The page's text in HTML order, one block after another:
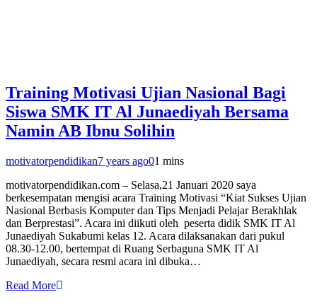
Training Motivasi Ujian Nasional Bagi
Siswa SMK IT Al Junaediyah Bersama
Namin AB Ibnu Solihin
motivatorpendidikan7 years ago01 mins
motivatorpendidikan.com – Selasa,21 Januari 2020 saya
berkesempatan mengisi acara Training Motivasi “Kiat Sukses Ujian
Nasional Berbasis Komputer dan Tips Menjadi Pelajar Berakhlak
dan Berprestasi”. Acara ini diikuti oleh peserta didik SMK IT Al
Junaediyah Sukabumi kelas 12. Acara dilaksanakan dari pukul
08.30-12.00, bertempat di Ruang Serbaguna SMK IT Al
Junaediyah, secara resmi acara ini dibuka…
Read More